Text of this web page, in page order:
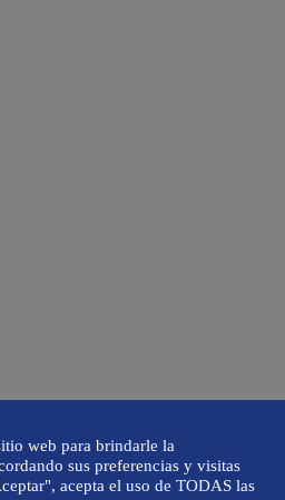
web para brindarle la
sus preferencias y visitas
acepta el uso de TODAS las